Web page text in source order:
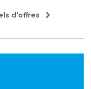
d'offres